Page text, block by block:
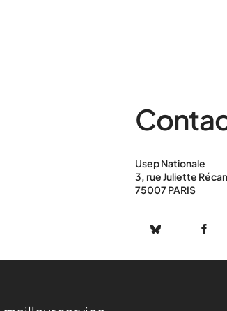
Usep Nationale
3, rue Juliette
75007 PARIS